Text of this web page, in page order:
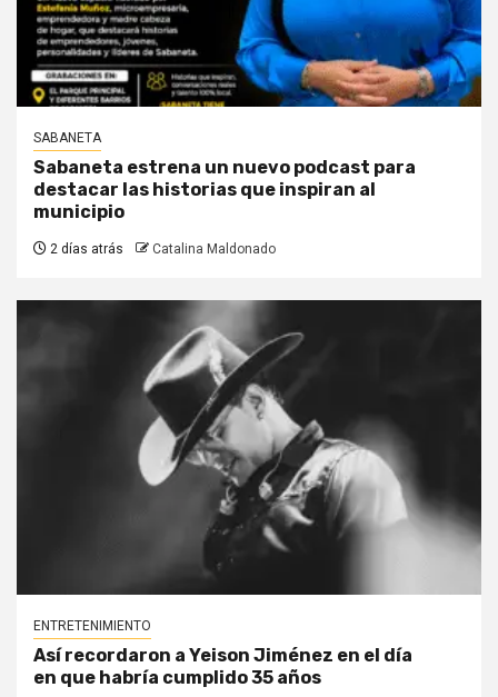
SABANETA
Sabaneta estrena un nuevo podcast para
destacar las historias que inspiran al
municipio
2 días atrás Catalina Maldonado
ENTRETENIMIENTO
Así recordaron a Yeison Jiménez en el día
en que habría cumplido 35 años